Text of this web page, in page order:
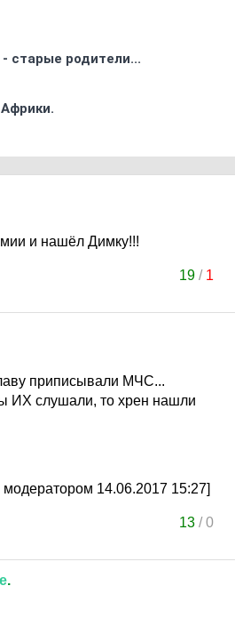
старые родители...
и нашёл Димку!!!
19 / 1
приписывали МЧС...
ИХ слушали, то хрен нашли
14.06.2017 15:27]
13 /0
.